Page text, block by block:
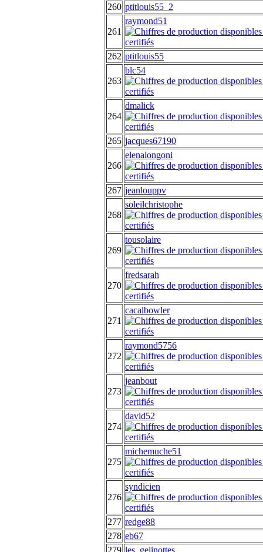
260 ptitlouis55_2
261
raymond51
262 ptitlouis55
263
blc54
264
dmalick
265 jacques67190
266
elenalongoni
267 jeanlouppv
268
soleilchristophe
269
tousolaire
270
fredsarah
271
cacalbowler
272
raymond5756
273
jeanbout
274
david52
275
michemuche51
276
syndicien
277 redge88
278 eb67
279 les_gelinottes